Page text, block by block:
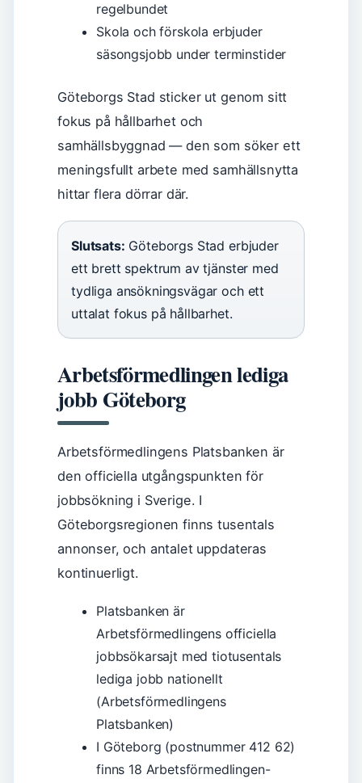
regelbundet
Skola och förskola erbjuder
säsongsjobb under terminstider
Göteborgs Stad sticker ut genom sitt
fokus på hållbarhet och
samhällsbyggnad — den som söker ett
meningsfullt arbete med samhällsnytta
hittar flera dörrar där.
Slutsats: Göteborgs Stad erbjuder
ett brett spektrum av tjänster med
tydliga ansökningsvägar och ett
uttalat fokus på hållbarhet.
Arbetsförmedlingen lediga
jobb Göteborg
Arbetsförmedlingens Platsbanken är
den officiella utgångspunkten för
jobbsökning i Sverige. I
Göteborgsregionen finns tusentals
annonser, och antalet uppdateras
kontinuerligt.
Platsbanken är
Arbetsförmedlingens officiella
jobbsökarsajt med tiotusentals
lediga jobb nationellt
(Arbetsförmedlingens
Platsbanken)
I Göteborg (postnummer 412 62)
finns 18 Arbetsförmedlingen-